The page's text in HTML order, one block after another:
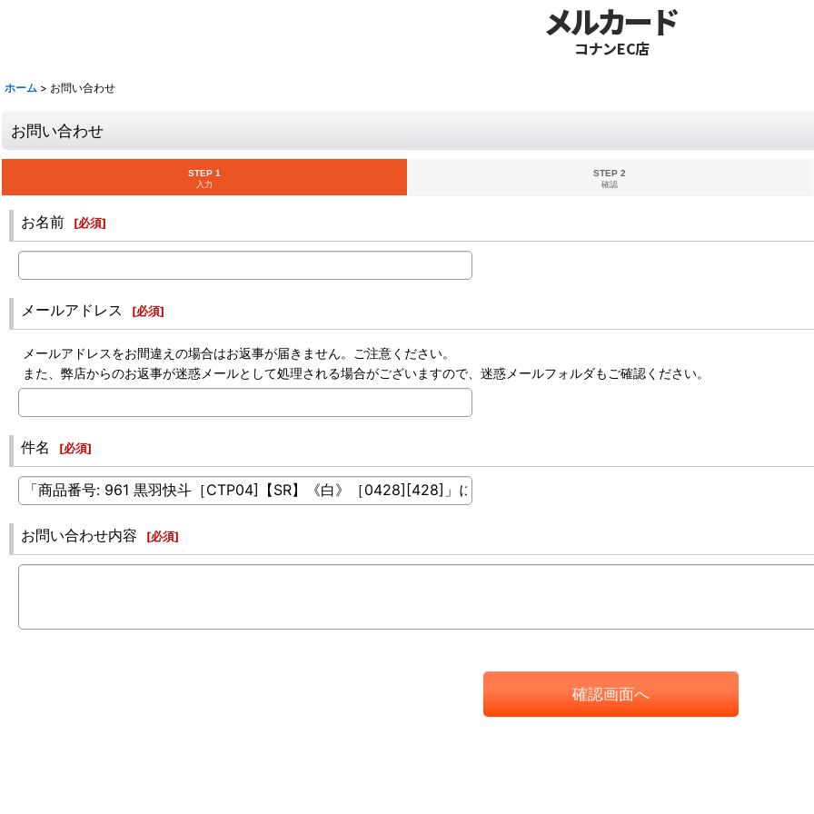
メルカード
コナンEC店
ホーム > お問い合わせ
お問い合わせ
STEP 1
入力
STEP 2
確認
お名前 [必須]
メールアドレス [必須]
メールアドレスをお間違えの場合はお返事が届きません。ご注意ください。
また、弊店からのお返事が迷惑メールとして処理される場合がございますので、迷惑メールフォルダもご確認ください。
件名 [必須]
お問い合わせ内容 [必須]
確認画面へ